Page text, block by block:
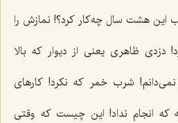
این هشت سال چه‌کار کرد؟! نمازش را
دزدى ظاهرى یعنى از دیوار که بالا
شرب خمر که نکرد! کارهاى
که انجام نداد! این چیست که وقتى